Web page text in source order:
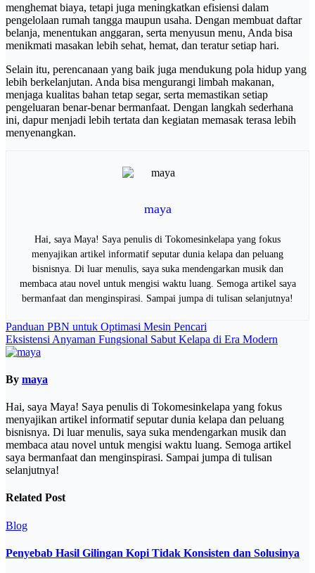
menghemat biaya, tetapi juga meningkatkan efisiensi dalam
pengelolaan rumah tangga maupun usaha. Dengan membuat daftar
belanja, menentukan anggaran, serta menyusun menu, Anda bisa
menikmati masakan lebih sehat, hemat, dan teratur setiap hari.
Selain itu, perencanaan yang baik juga mendukung pola hidup yang
lebih berkelanjutan. Anda bisa mengurangi limbah makanan,
menjaga kualitas bahan tetap segar, serta memastikan setiap
pengeluaran benar-benar bermanfaat. Dengan langkah sederhana
ini, dapur menjadi lebih tertata dan kegiatan memasak terasa lebih
menyenangkan.
maya
Hai, saya Maya! Saya penulis di Tokomesinkelapa yang fokus
menyajikan artikel informatif seputar dunia kelapa dan peluang
bisnisnya. Di luar menulis, saya suka mendengarkan musik dan
membaca atau novel untuk mengisi waktu luang. Semoga artikel saya
bermanfaat dan menginspirasi. Sampai jumpa di tulisan selanjutnya!
Navigasi
pos
Panduan PBN untuk Optimasi Mesin Pencari
Eksistensi Anyaman Fungsional Sabut Kelapa di Era Modern
By maya
Hai, saya Maya! Saya penulis di Tokomesinkelapa yang fokus
menyajikan artikel informatif seputar dunia kelapa dan peluang
bisnisnya. Di luar menulis, saya suka mendengarkan musik dan
membaca atau novel untuk mengisi waktu luang. Semoga artikel
saya bermanfaat dan menginspirasi. Sampai jumpa di tulisan
selanjutnya!
Related Post
Blog
Penyebab Hasil Gilingan Kopi Tidak Konsisten dan Solusinya